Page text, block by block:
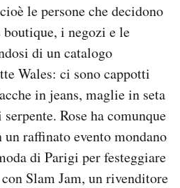
le persone che decidono
boutique, i negozi e le
di un catalogo
Wales: ci sono cappotti
in jeans, maglie in seta
Rose ha comunque
raffinato evento mondano
di Parigi per festeggiare
Slam Jam, un rivenditore